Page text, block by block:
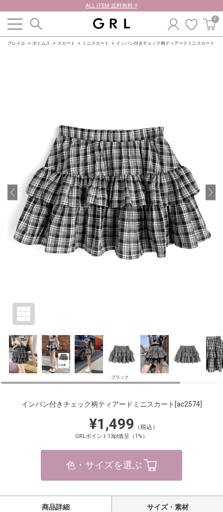
ALL ITEM 送料無料 !!
0
グレイル ボトムス スカート ミニスカート インパン付きチェック柄ティアードミニスカート
ブラック
インパン付きチェック柄ティアードミニスカート [ac2574]
¥1,499 （税込）
GRLポイント13pt進呈（1%）
色・サイズを選ぶ
商品詳細 サイズ・素材